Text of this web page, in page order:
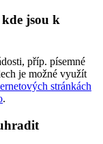
jsou k
příp. písemné
je možné využít
stránkách
.